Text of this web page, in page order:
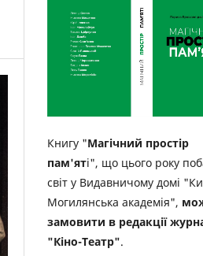
Книгу "Магічний простір
пам'яті", що цього року
світ у Видавничому домі
Могилянська академія",
замовити в редакції
"Кіно-Театр".